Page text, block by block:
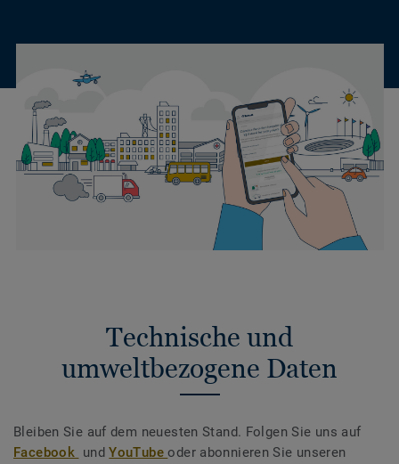
Technische und
umweltbezogene Daten
Bleiben Sie auf dem neuesten Stand. Folgen Sie uns auf
Facebook undYouTubeoder abonnieren Sie unseren